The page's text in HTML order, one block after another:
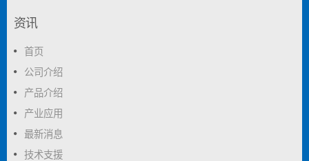
资讯
首页
公司介绍
产品介绍
产业应用
最新消息
技术支援